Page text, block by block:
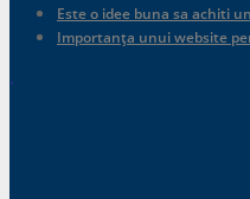
Este o idee buna sa achiti
Importanța unui website
.